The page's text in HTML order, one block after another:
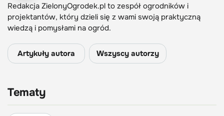
Redakcja ZielonyOgrodek.pl to zespół ogrodników i
projektantów, który dzieli się z wami swoją praktyczną
wiedzą i pomysłami na ogród.
Artykuły autora Wszyscy autorzy
Tematy